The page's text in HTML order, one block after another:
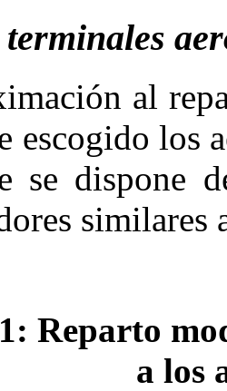
terminales
al
escogido los
se dispone
similares
Reparto
a los